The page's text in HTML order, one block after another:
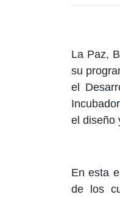
La Paz,
su
el
el diseño
En esta
de los